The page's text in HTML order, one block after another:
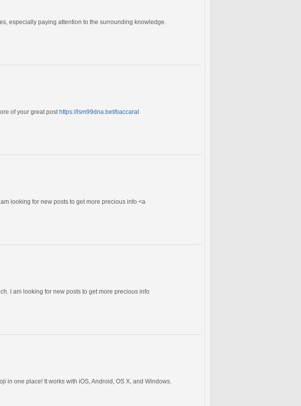
especially paying attention to the surrounding knowledge.
of your great post https://lsm99dna.bet/baccarat
looking for new posts to get more precious info <a
I am looking for new posts to get more precious info
in one place! It works with iOS, Android, OS X, and Windows.